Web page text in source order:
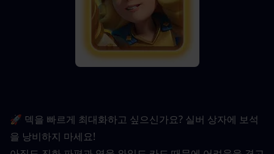
🚀 덱을 빠르게 최대화하고 싶으신가요? 실버 상자에 보석
을 낭비하지 마세요!